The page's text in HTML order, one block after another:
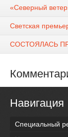
«Северный
Светская
СОСТОЯЛАСЬ
Навигация
Специальный